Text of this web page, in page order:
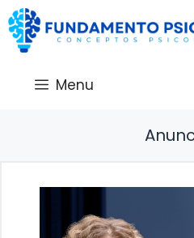
Saltar
al
contenido
Menu